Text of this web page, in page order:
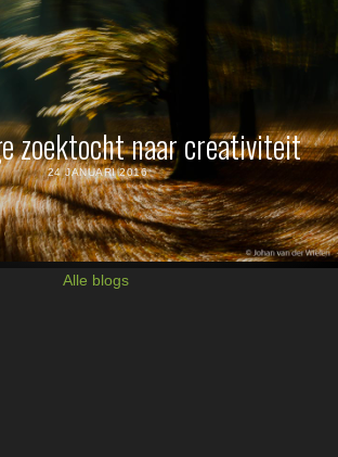
zoektocht naar creativiteit
24 JANUARI 2016
Alle blogs